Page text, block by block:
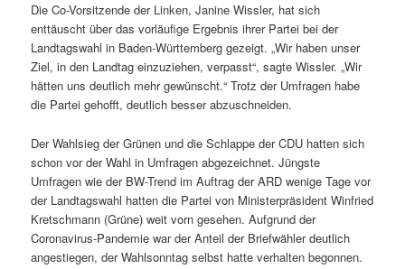
Die Co-Vorsitzende der Linken, Janine Wissler, hat sich
enttäuscht über das vorläufige Ergebnis ihrer Partei bei der
Landtagswahl in Baden-Württemberg gezeigt. „Wir haben unser
Ziel, in den Landtag einzuziehen, verpasst“, sagte Wissler. „Wir
hätten uns deutlich mehr gewünscht.“ Trotz der Umfragen habe
die Partei gehofft, deutlich besser abzuschneiden.
Der Wahlsieg der Grünen und die Schlappe der CDU hatten sich
schon vor der Wahl in Umfragen abgezeichnet. Jüngste
Umfragen wie der BW-Trend im Auftrag der ARD wenige Tage vor
der Landtagswahl hatten die Partei von Ministerpräsident Winfried
Kretschmann (Grüne) weit vorn gesehen. Aufgrund der
Coronavirus-Pandemie war der Anteil der Briefwähler deutlich
angestiegen, der Wahlsonntag selbst hatte verhalten begonnen.